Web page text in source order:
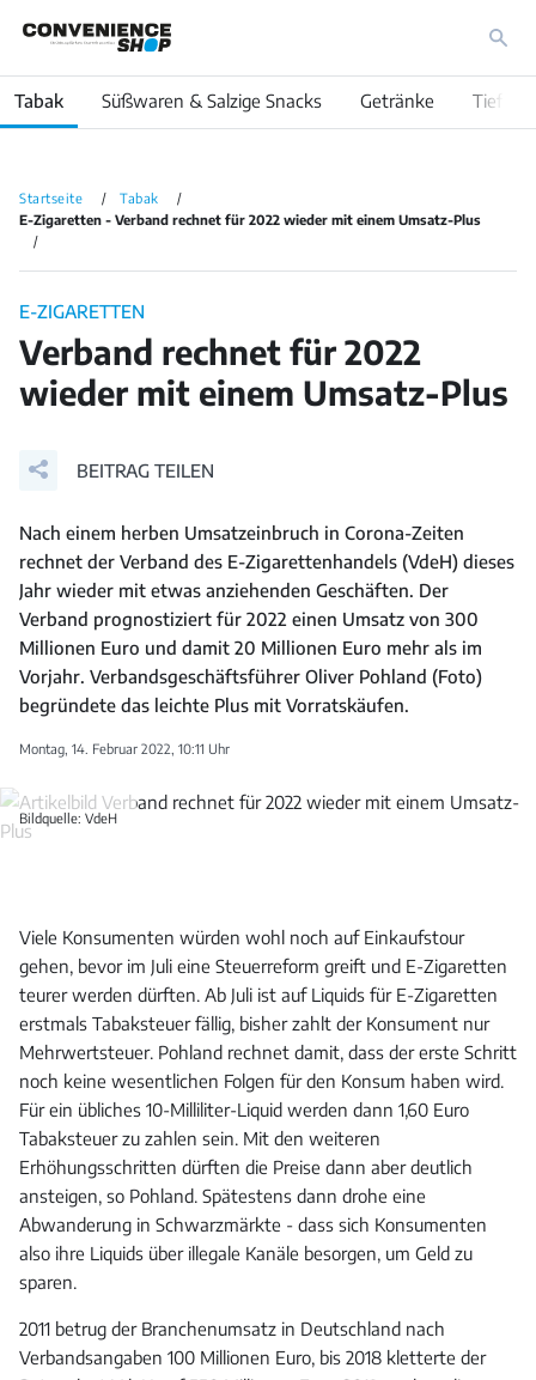
Tabak Süßwaren & Salzige Snacks Getränke
Startseite
Tabak
E-Zigaretten - Verband rechnet für 2022 wieder mit einem Umsatz-Plus
E-ZIGARETTEN
Verband rechnet für 2022
wieder mit einem Umsatz-Plus
BEITRAG TEILEN
Nach einem herben Umsatzeinbruch in Corona-Zeiten
rechnet der Verband des E-Zigarettenhandels (VdeH) dieses
Jahr wieder mit etwas anziehenden Geschäften. Der
Verband prognostiziert für 2022 einen Umsatz von 300
Millionen Euro und damit 20 Millionen Euro mehr als im
Vorjahr. Verbandsgeschäftsführer Oliver Pohland (Foto)
begründete das leichte Plus mit Vorratskäufen.
Montag, 14. Februar 2022, 10:11 Uhr
Bildquelle: VdeH
Viele Konsumenten würden wohl noch auf Einkaufstour
gehen, bevor im Juli eine Steuerreform greift und E-Zigaretten
teurer werden dürften. Ab Juli ist auf Liquids für E-Zigaretten
erstmals Tabaksteuer fällig, bisher zahlt der Konsument nur
Mehrwertsteuer. Pohland rechnet damit, dass der erste Schritt
noch keine wesentlichen Folgen für den Konsum haben wird.
Für ein übliches 10-Milliliter-Liquid werden dann 1,60 Euro
Tabaksteuer zu zahlen sein. Mit den weiteren
Erhöhungsschritten dürften die Preise dann aber deutlich
ansteigen, so Pohland. Spätestens dann drohe eine
Abwanderung in Schwarzmärkte - dass sich Konsumenten
also ihre Liquids über illegale Kanäle besorgen, um Geld zu
sparen.
2011 betrug der Branchenumsatz in Deutschland nach
Verbandsangaben 100 Millionen Euro, bis 2018 kletterte der